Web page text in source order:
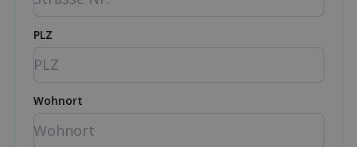
PLZ
Wohnort